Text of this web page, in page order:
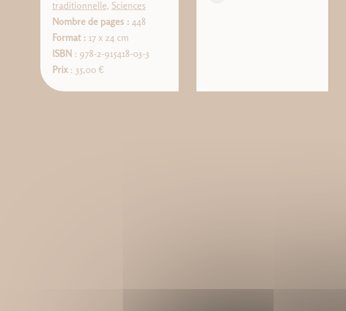
traditionnelle, Sciences
Nombre de pages : 448
Format : 17 x 24 cm
ISBN : 978-2-915418-03-3
Prix: 35,00 €